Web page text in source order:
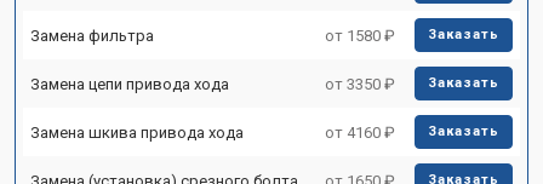
Замена фильтра от 1580 ₽ Заказать
Замена цепи привода хода от 3350 ₽ Заказать
Замена шкива привода хода от 4160 ₽ Заказать
Замена (установка) срезного болта от 1650 ₽ Заказать